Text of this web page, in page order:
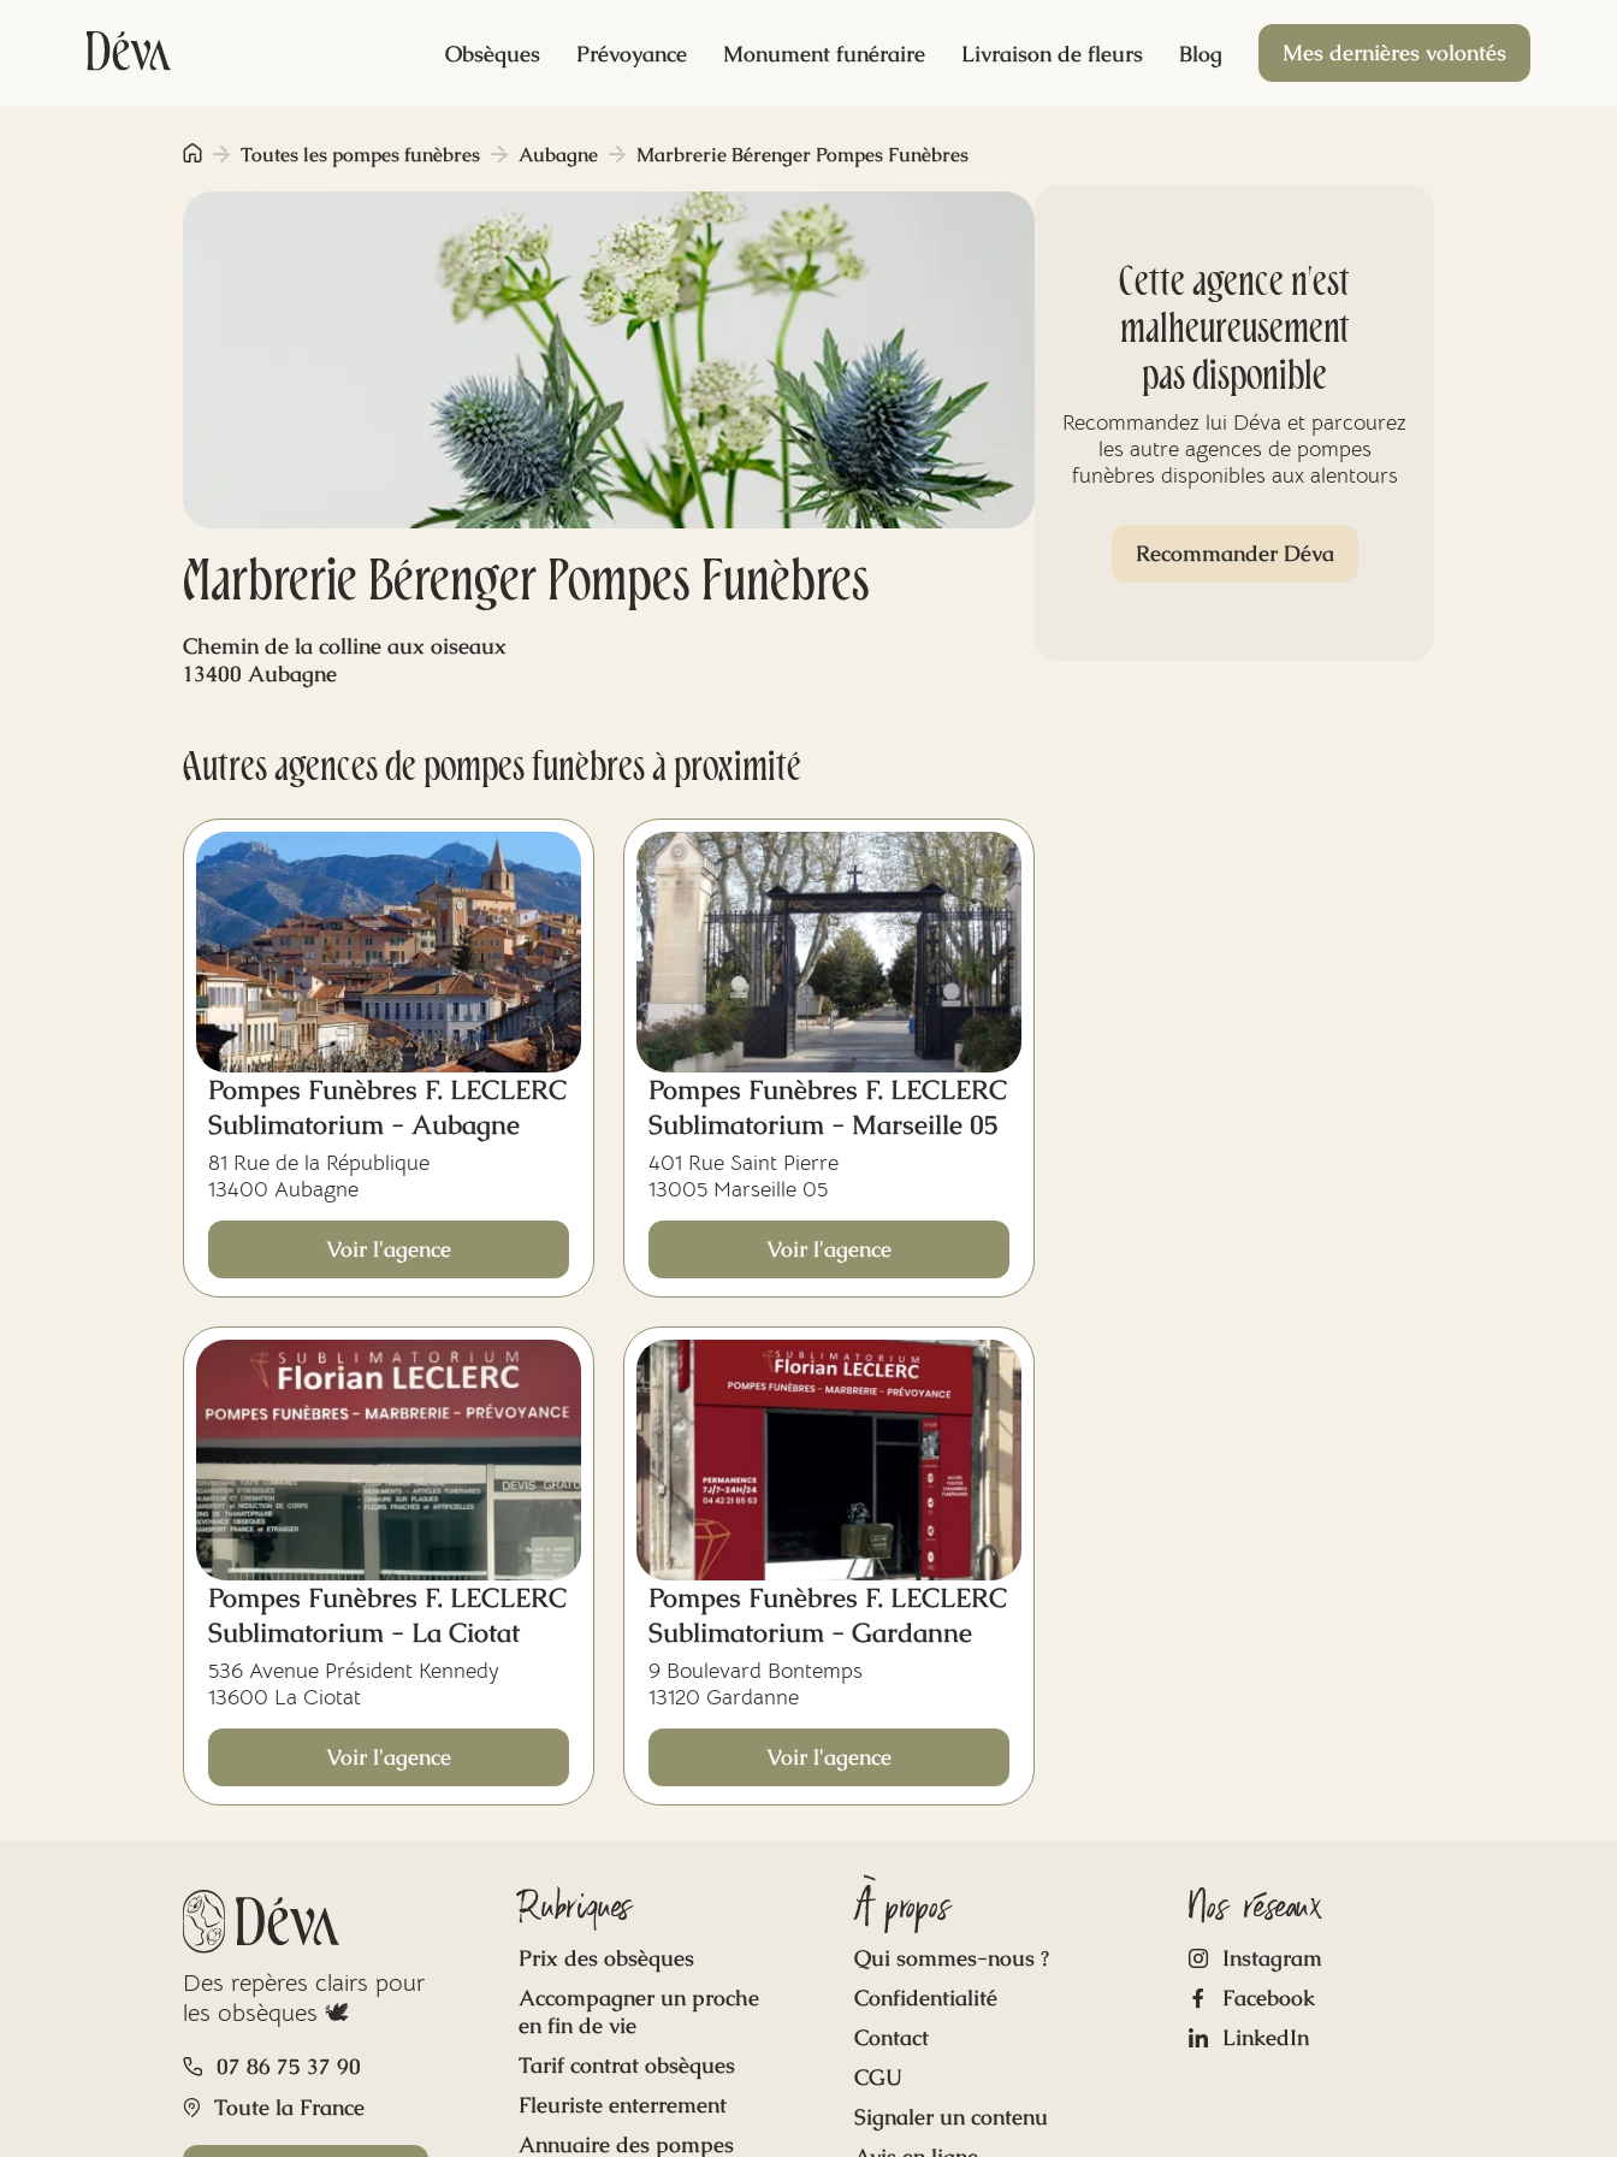
Obsèques Prévoyance Monument funéraire Livraison de fleurs Blog Mes dernières volontés
Marbrerie Bérenger Pompes Funèbres
Toutes les pompes funèbres Aubagne Marbrerie Bérenger Pompes Funèbres
Chemin de la colline aux oiseaux
13400 Aubagne
Autres agences de pompes funèbres à proximité
Pompes Funèbres F. LECLERC
Sublimatorium - Aubagne
81 Rue de la République
13400 Aubagne
Voir l'agence
Pompes Funèbres F. LECLERC
Sublimatorium - Marseille 05
401 Rue Saint Pierre
13005 Marseille 05
Voir l'agence
Pompes Funèbres F. LECLERC
Sublimatorium - La Ciotat
536 Avenue Président Kennedy
13600 La Ciotat
Voir l'agence
Pompes Funèbres F. LECLERC
Sublimatorium - Gardanne
9 Boulevard Bontemps
13120 Gardanne
Voir l'agence
Cette agence n'est
malheureusement
pas disponible
Recommandez lui Déva et parcourez
les autre agences de pompes
funèbres disponibles aux alentours
Recommander Déva
Des repères clairs pour
les obsèques 🕊️
07 86 75 37 90
Toute la France
Rubriques
Prix des obsèques
Accompagner un proche
en fin de vie
Tarif contrat obsèques
Fleuriste enterrement
Annuaire des pompes
À propos
Qui sommes-nous ?
Confidentialité
Contact
CGU
Signaler un contenu
Nos réseaux
Instagram
Facebook
LinkedIn